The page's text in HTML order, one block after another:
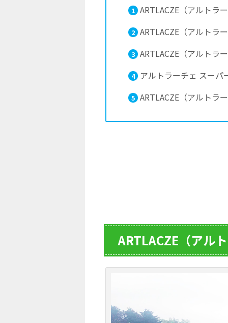
1 ARTLACZE（アルトラ
2 ARTLACZE（アルトラ
3 ARTLACZE（アルトラ
4 アルトラーチェ スーパ
5 ARTLACZE（アルトラ
ARTLACZE（アル